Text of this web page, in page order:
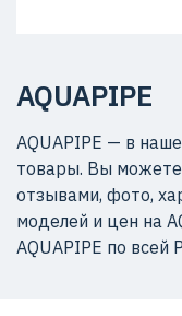
AQUAPIPE
AQUAPIPE — в
товары. Вы можете
отзывами, фото,
моделей и цен на
AQUAPIPE по всей